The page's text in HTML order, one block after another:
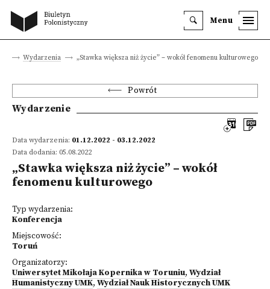
Menu
Wydarzenia „Stawka większa niż życie” – wokół fenomenu kulturowego
Powrót
Wydarzenie
Data wydarzenia: 01.12.2022 - 03.12.2022
Data dodania: 05.08.2022
„Stawka większa niż życie” – wokół
fenomenu kulturowego
Typ wydarzenia:
Konferencja
Miejscowość:
Toruń
Organizatorzy:
Uniwersytet Mikołaja Kopernika w Toruniu, Wydział
Humanistyczny UMK, Wydział Nauk Historycznych UMK